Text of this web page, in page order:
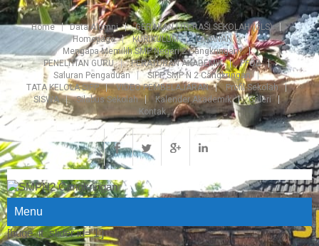
Home Data Alumni
GERAKAN LITERASI SEKOLAH (GLS)
Homepage
KURIKULUM
LAYANAN
Mengapa Memilih SMP Negeri 2 Cangkringan?
PENELITIAN GURU
PERATURAN AKADEMIK
PPDB
Saluran Pengaduan
SIPP SMP N 2 Cangkringan
TATA KELOLA SIPP
VIDEO PEMBELAJARAN
Profil Sekolah
SISWA
Silabus Sekolah Kalender Akademik
Galeri
Kontak
Menu
[huge_it_slider id='1']